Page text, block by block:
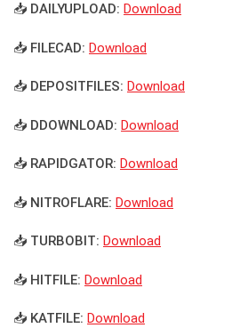
📥 DAILYUPLOAD: Download
📥 FILECAD: Download
📥 DEPOSITFILES: Download
📥 DDOWNLOAD: Download
📥 RAPIDGATOR: Download
📥 NITROFLARE: Download
📥 TURBOBIT: Download
📥 HITFILE: Download
📥 KATFILE: Download